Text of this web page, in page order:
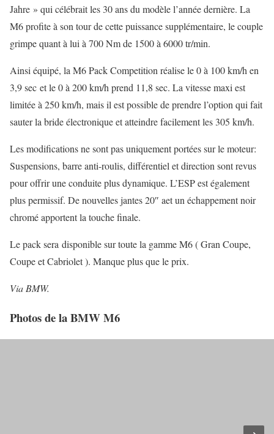
Jahre » qui célébrait les 30 ans du modèle l’année dernière. La
M6 profite à son tour de cette puissance supplémentaire, le couple
grimpe quant à lui à 700 Nm de 1500 à 6000 tr/min.
Ainsi équipé, la M6 Pack Competition réalise le 0 à 100 km/h en
3,9 sec et le 0 à 200 km/h prend 11,8 sec. La vitesse maxi est
limitée à 250 km/h, mais il est possible de prendre l’option qui fait
sauter la bride électronique et atteindre facilement les 305 km/h.
Les modifications ne sont pas uniquement portées sur le moteur:
Suspensions, barre anti-roulis, différentiel et direction sont revus
pour offrir une conduite plus dynamique. L’ESP est également
plus permissif. De nouvelles jantes 20″ aet un échappement noir
chromé apportent la touche finale.
Le pack sera disponible sur toute la gamme M6 ( Gran Coupe,
Coupe et Cabriolet ). Manque plus que le prix.
Via BMW.
Photos de la BMW M6